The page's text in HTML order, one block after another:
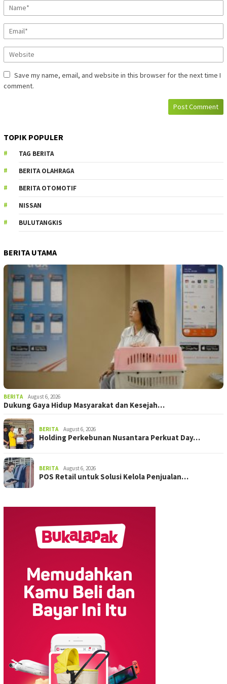
Save my name, email, and website in this browser for the next time I
comment.
TOPIK POPULER
TAG BERITA
BERITA OLAHRAGA
BERITA OTOMOTIF
NISSAN
BULUTANGKIS
BERITA UTAMA
BERITA August 6, 2026
Dukung Gaya Hidup Masyarakat dan Kesejah…
BERITA August 6, 2026
Holding Perkebunan Nusantara Perkuat Day…
BERITA August 6, 2026
POS Retail untuk Solusi Kelola Penjualan…